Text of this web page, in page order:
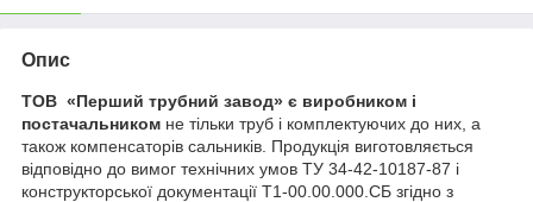
Опис
ТОВ «Перший трубний завод» є виробником і
постачальником не тільки труб і комплектуючих до них, а
також компенсаторів сальників. Продукція виготовляється
відповідно до вимог технічних умов ТУ 34-42-10187-87 і
конструкторської документації Т1-00.00.000.СБ згідно з